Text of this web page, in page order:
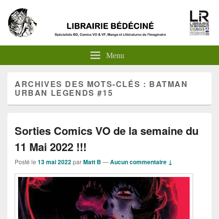
Menu
ARCHIVES DES MOTS-CLÉS : BATMAN
URBAN LEGENDS #15
Sorties Comics VO de la semaine du
11 Mai 2022 !!!
Posté le 13 mai 2022parMatt B —Aucun commentaire ↓